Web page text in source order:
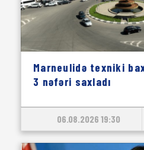
Marneulidə texniki
3 nəfəri saxladı
06.08.2026 19:30